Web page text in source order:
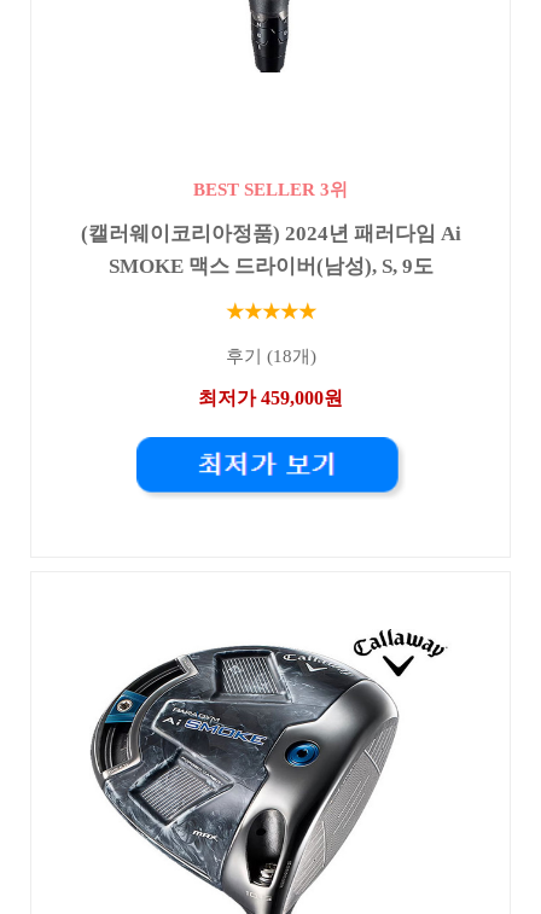
BEST SELLER 3위
(캘러웨이코리아정품) 2024년 패러다임 Ai
SMOKE 맥스 드라이버(남성), S, 9도
★★★★★
후기 (18개)
최저가 459,000원